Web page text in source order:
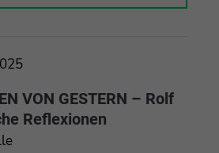
VON GESTERN – Rolf
Reflexionen